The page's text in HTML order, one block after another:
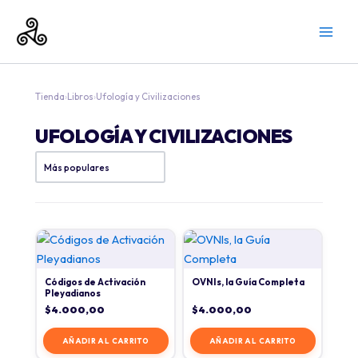
contenido
Tienda› Libros›Ufología y Civilizaciones
UFOLOGÍA Y CIVILIZACIONES
Códigos de Activación
Pleyadianos
$4.000,00
AÑADIR AL CARRITO
OVNIs, la Guía Completa
$4.000,00
AÑADIR AL CARRITO